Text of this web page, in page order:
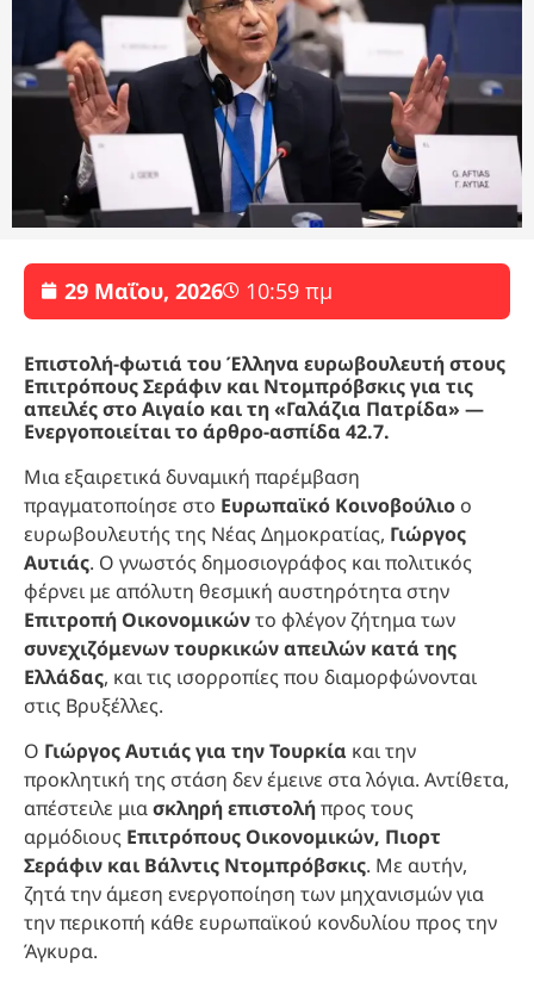
29 Μαΐου, 2026 10:59 πμ
Επιστολή-φωτιά του Έλληνα ευρωβουλευτή στους
Επιτρόπους Σεράφιν και Ντομπρόβσκις για τις
απειλές στο Αιγαίο και τη «Γαλάζια Πατρίδα» —
Ενεργοποιείται το άρθρο-ασπίδα 42.7.
Μια εξαιρετικά δυναμική παρέμβαση
πραγματοποίησε στο Ευρωπαϊκό Κοινοβούλιο ο
ευρωβουλευτής της Νέας Δημοκρατίας, Γιώργος
Αυτιάς. Ο γνωστός δημοσιογράφος και πολιτικός
φέρνει με απόλυτη θεσμική αυστηρότητα στην
Επιτροπή Οικονομικώντο φλέγον ζήτημα των
συνεχιζόμενων τουρκικών απειλών κατά της
Ελλάδας, και τις ισορροπίες που διαμορφώνονται
στις Βρυξέλλες.
Ο Γιώργος Αυτιάς για την Τουρκία και την
προκλητική της στάση δεν έμεινε στα λόγια. Αντίθετα,
απέστειλε μιασκληρή επιστολήπρος τους
αρμόδιους Επιτρόπους Οικονομικών, Πιορτ
Σεράφιν και Βάλντις Ντομπρόβσκις. Με αυτήν,
ζητά την άμεση ενεργοποίηση των μηχανισμών για
την περικοπή κάθε ευρωπαϊκού κονδυλίου προς την
Άγκυρα.